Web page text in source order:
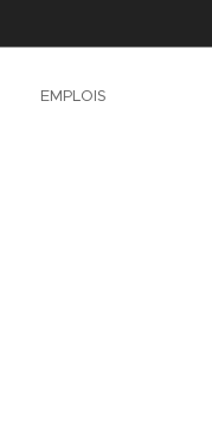
EMPLOIS